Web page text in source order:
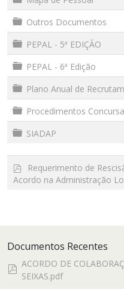
Pasta
Outros Documentos
Pasta
PEPAL - 5ª EDIÇÃO
Pasta
PEPAL - 6ª Edição
Pasta
Plano Anual de
Pasta
Procedimentos
Pasta
SIADAP
d
f
Requerimento de
Acordo na Administração
Documentos Recentes
pdf
ACORDO DE
SEIXAS.pdf